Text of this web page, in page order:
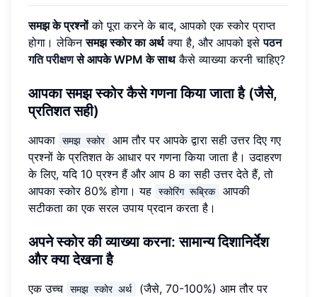
समझ के प्रश्नोंको पूरा करने के बाद, आपको एक स्कोर प्राप्त
होगा। लेकिनसमझ स्कोर का अर्थक्या है, और आपको इसेपठन
गति परीक्षणसे आपके WPM के साथकैसे व्याख्या करनी चाहिए?
आपका समझ स्कोर कैसे गणना किया जाता है (जैसे,
प्रतिशत सही)
आपका समझ स्कोर
आम तौर पर आपके द्वारा सही उत्तर दिए गए
प्रश्नों के प्रतिशत के आधार पर गणना किया जाता है। उदाहरण
के लिए, यदि 10 प्रश्न हैं और आप 8 का सही उत्तर देते हैं, तो
आपका स्कोर 80% होगा। यह
स्कोरिंग रूब्रिक
आपकी
सटीकता का एक सरल उपाय प्रदान करता है।
अपने स्कोर की व्याख्या करना: सामान्य दिशानिर्देश
और क्या देखना है
एक उच्च समझ स्कोर अर्थ
(जैसे, 70-100%) आम तौर पर